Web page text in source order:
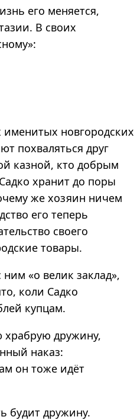
его меняется,
В своих
новгородских
похваляться друг
казной, кто добрым
хранит до поры
же хозяин ничем
его теперь
своего
товары.
«о велик заклад»,
коли Садко
купцам.
храбрую дружину,
наказ:
он тоже идёт
будит дружину.